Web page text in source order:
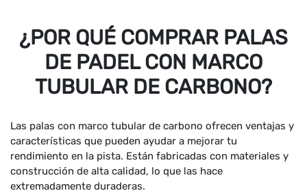
¿POR QUÉ COMPRAR PALAS
DE PADEL CON MARCO
TUBULAR DE CARBONO?
Las palas con marco tubular de carbono ofrecen ventajas y
características que pueden ayudar a mejorar tu
rendimiento en la pista. Están fabricadas con materiales y
construcción de alta calidad, lo que las hace
extremadamente duraderas.